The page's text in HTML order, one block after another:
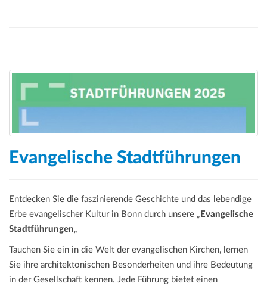
Evangelische Stadtführungen
Entdecken Sie die faszinierende Geschichte und das lebendige
Erbe evangelischer Kultur in Bonn durch unsere „ Evangelische
Stadtführungen„
Tauchen Sie ein in die Welt der evangelischen Kirchen, lernen
Sie ihre architektonischen Besonderheiten und ihre Bedeutung
in der Gesellschaft kennen. Jede Führung bietet einen